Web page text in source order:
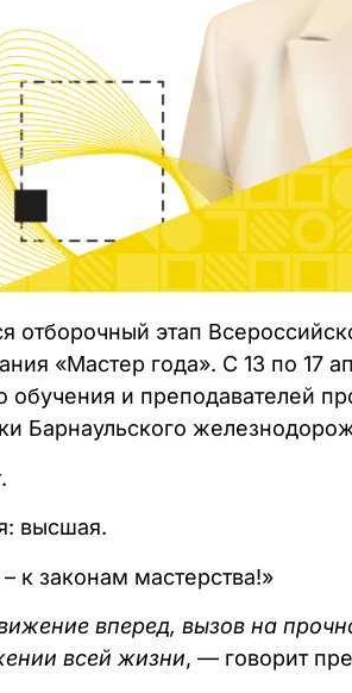
отборочный этап
«Мастер года». С 13 по 17
обучения и преподавателей
Барнаульского
высшая.
к законам мастерства!»
вперед, вызов на
всей жизни, — говорит